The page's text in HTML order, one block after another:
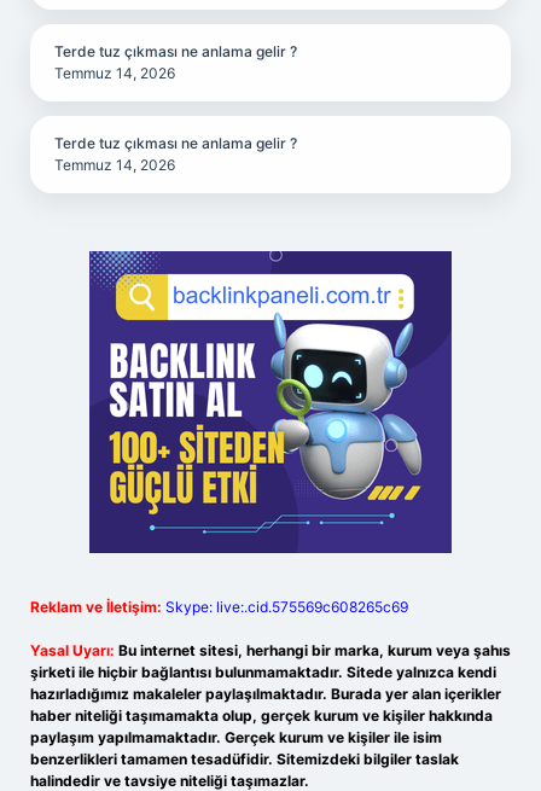
Terde tuz çıkması ne anlama gelir ?
Temmuz 14, 2026
Terde tuz çıkması ne anlama gelir ?
Temmuz 14, 2026
Reklam ve İletişim: Skype: live:.cid.575569c608265c69
Yasal Uyarı: Bu internet sitesi, herhangi bir marka, kurum veya şahıs
şirketi ile hiçbir bağlantısı bulunmamaktadır. Sitede yalnızca kendi
hazırladığımız makaleler paylaşılmaktadır. Burada yer alan içerikler
haber niteliği taşımamakta olup, gerçek kurum ve kişiler hakkında
paylaşım yapılmamaktadır. Gerçek kurum ve kişiler ile isim
benzerlikleri tamamen tesadüfidir. Sitemizdeki bilgiler taslak
halindedir ve tavsiye niteliği taşımazlar.